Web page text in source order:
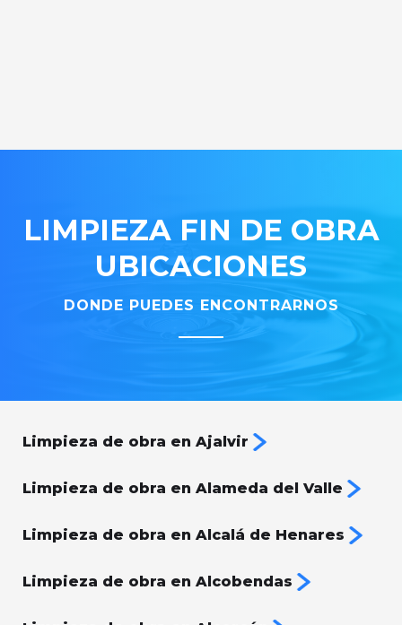
LIMPIEZA FIN DE OBRA
UBICACIONES
DONDE PUEDES ENCONTRARNOS
Limpieza de obra en Ajalvir
Limpieza de obra en Alameda del Valle
Limpieza de obra en Alcalá de Henares
Limpieza de obra en Alcobendas